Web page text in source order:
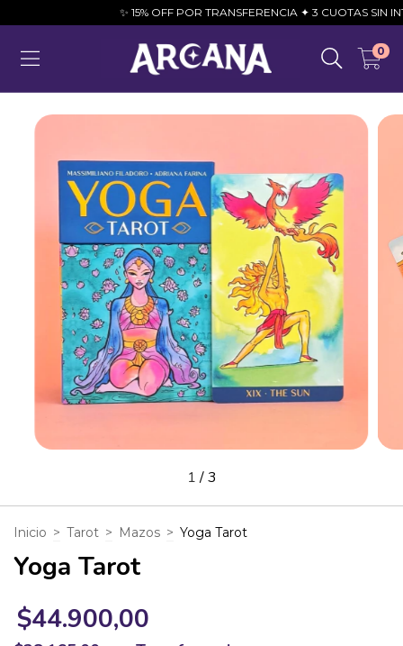
✨ 15% OFF POR TRANSFERENCIA ✦ 3 CUOTAS SIN
0
1/3
Inicio > Tarot > Mazos > Yoga Tarot
Yoga Tarot
$44.900,00